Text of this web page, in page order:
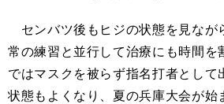
センバツ後もヒジの状態を見なが
常の練習と並行して治療にも時間を
ではマスクを被らず指名打者として
状態もよくなり、夏の兵庫大会が始